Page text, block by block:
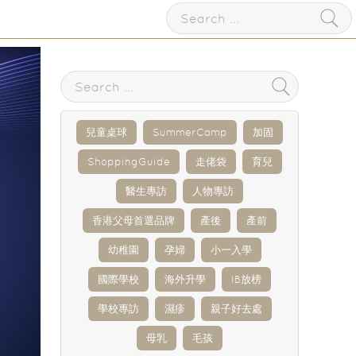
兒童桌球 SummerCamp 加固
ShoppingGuide 走佬袋 育兒
醫生專訪 人物專訪
香港父母首選品牌 產後 產前
幼稚園 孕婦 小一入學
國際學校 海外升學 IB放榜
學校專訪 濕疹 親子好去處
母乳 毛孩